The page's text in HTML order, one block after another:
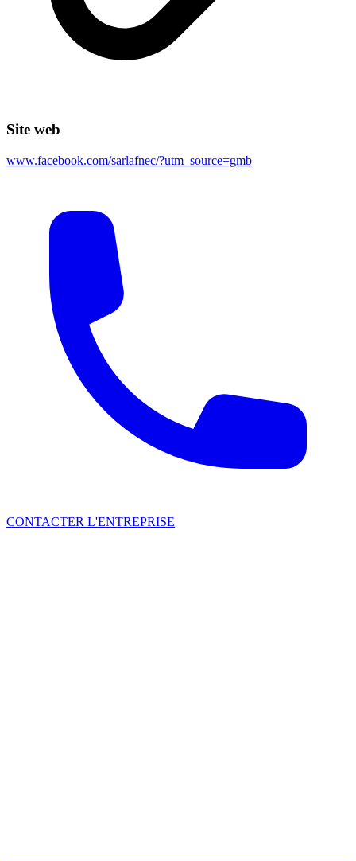
Site web
www.facebook.com/sarlafnec/?utm_source=gmb
CONTACTER L'ENTREPRISE